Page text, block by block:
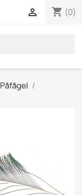
shopping_cart (0)

Påfågel